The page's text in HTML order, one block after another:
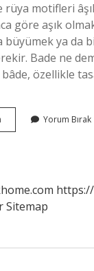
rüya motifleri
göre aşık
büyümek ya da
Bade ne
bâde, özellikle
Içmiş
Yorum Bırak
Sitemap